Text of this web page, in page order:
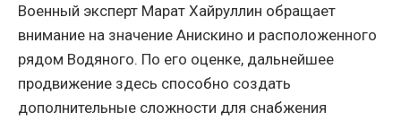
Военный эксперт Марат Хайруллин обращает
внимание на значение Анискино и расположенного
рядом Водяного. По его оценке, дальнейшее
продвижение здесь способно создать
дополнительные сложности для снабжения